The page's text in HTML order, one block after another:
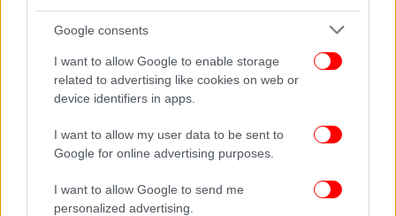
Google consents
I want to allow Google to enable storage
related to advertising like cookies on web or
device identifiers in apps.
I want to allow my user data to be sent to
Google for online advertising purposes.
I want to allow Google to send me
personalized advertising.